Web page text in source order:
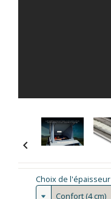

Choix de l'épaisseur